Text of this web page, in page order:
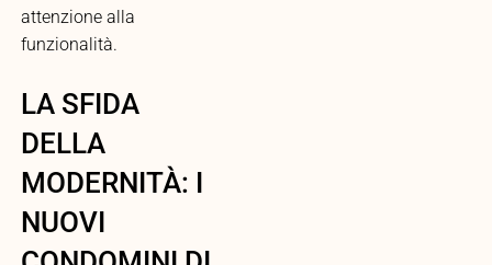
attenzione alla
funzionalità.
LA SFIDA
DELLA
MODERNITÀ: I
NUOVI